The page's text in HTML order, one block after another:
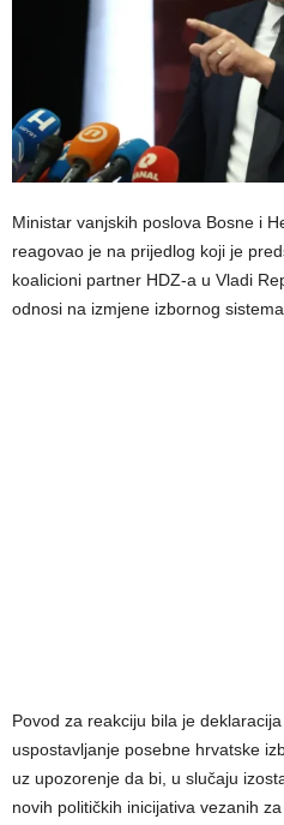
Ministar vanjskih poslova Bosne i
reagovao je na prijedlog koji je
koalicioni partner HDZ-a u Vladi
odnosi na izmjene izbornog
Povod za reakciju bila je
uspostavljanje posebne hrvatske
uz upozorenje da bi, u slučaju
novih političkih inicijativa vezanih